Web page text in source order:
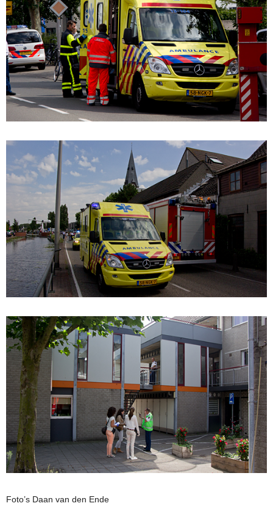
Foto’s Daan van den Ende